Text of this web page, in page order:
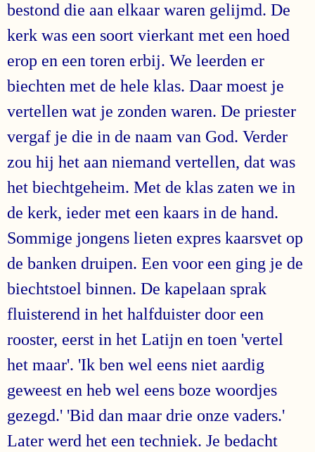
bestond die aan elkaar waren gelijmd. De
kerk was een soort vierkant met een hoed
erop en een toren erbij. We leerden er
biechten met de hele klas. Daar moest je
vertellen wat je zonden waren. De priester
vergaf je die in de naam van God. Verder
zou hij het aan niemand vertellen, dat was
het biechtgeheim. Met de klas zaten we in
de kerk, ieder met een kaars in de hand.
Sommige jongens lieten expres kaarsvet op
de banken druipen. Een voor een ging je de
biechtstoel binnen. De kapelaan sprak
fluisterend in het halfduister door een
rooster, eerst in het Latijn en toen 'vertel
het maar'. 'Ik ben wel eens niet aardig
geweest en heb wel eens boze woordjes
gezegd.' 'Bid dan maar drie onze vaders.'
Later werd het een techniek. Je bedacht